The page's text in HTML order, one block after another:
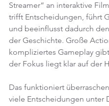
Streamer“ an interaktive
trifft Entscheidungen, führt
und beeinflusst dadurch
der Geschichte. Große
kompliziertes Gameplay
der Fokus liegt klar auf der
Das funktioniert
viele Entscheidungen unter